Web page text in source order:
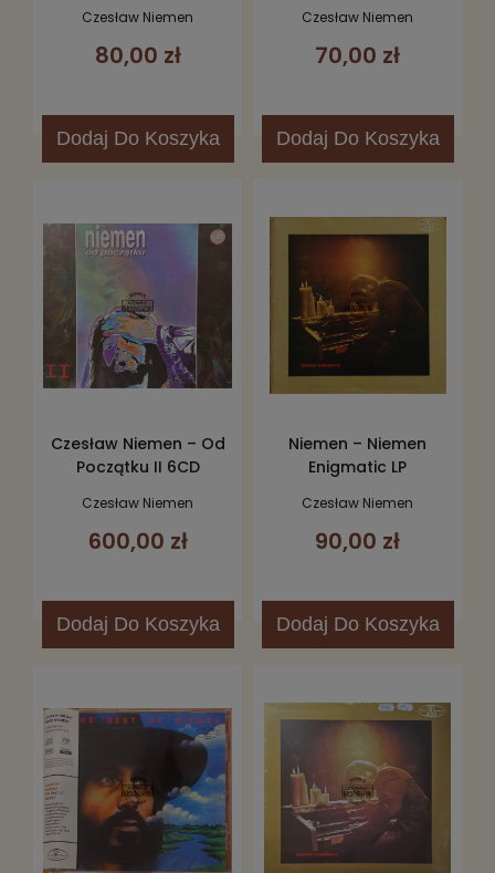
Czesław Niemen
80,00 zł
Dodaj Do Koszyka
Czesław Niemen
70,00 zł
Dodaj Do Koszyka
Czesław Niemen – Od
Początku II 6CD
Czesław Niemen
600,00 zł
Dodaj Do Koszyka
Niemen – Niemen
Enigmatic LP
Czesław Niemen
90,00 zł
Dodaj Do Koszyka